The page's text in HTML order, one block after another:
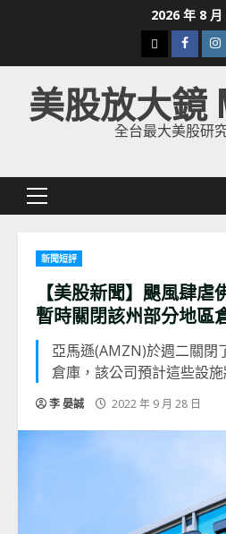
2026 年 8 月
下
載
美
股
美股放大鏡
全台最大美股研
Primary
新聞短評
【美股新聞】颶風肆
暫時關閉該州部分地區
亞馬遜(AMZN)於週二關閉
倉庫，該公司預計這些設
李 晏誠 2022 年 9 月 28 日